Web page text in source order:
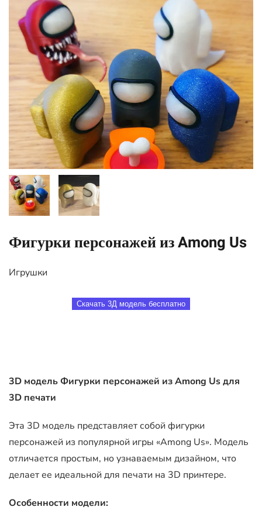
Фигурки персонажей из Among Us
Игрушки
Скачать 3Д модель бесплатно
3D модель Фигурки персонажей из Among Us для
3D печати
Эта 3D модель представляет собой фигурки
персонажей из популярной игры «Among Us». Модель
отличается простым, но узнаваемым дизайном, что
делает ее идеальной для печати на 3D принтере.
Особенности модели: